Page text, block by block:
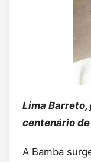
Lima
centenário
A Bamba